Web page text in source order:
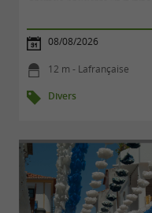
08/08/2026
12 m - Lafrançaise
Divers